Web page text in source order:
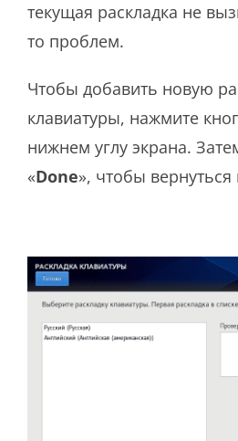
текущая раскладка не
то проблем.
Чтобы добавить новую
клавиатуры, нажмите
нижнем углу экрана.
«Done», чтобы